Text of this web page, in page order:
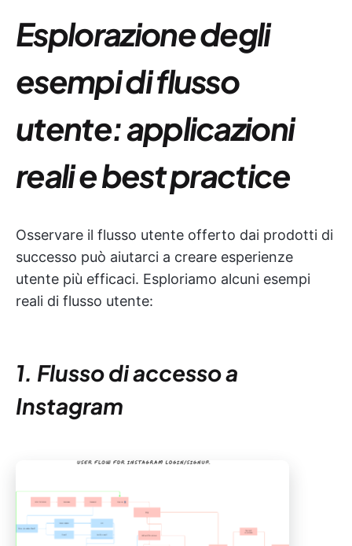
Esplorazione degli
esempi di flusso
utente: applicazioni
reali e best practice
Osservare il flusso utente offerto dai prodotti di
successo può aiutarci a creare esperienze
utente più efficaci. Esploriamo alcuni esempi
reali di flusso utente:
1. Flusso di accesso a
Instagram